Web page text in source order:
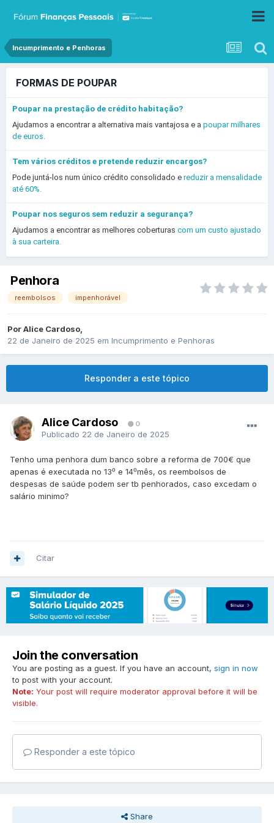
Incumprimento e Penhoras
FORMAS DE POUPAR
Poupar na prestação de crédito habitação?
Ajudamos a encontrar a alternativa mais vantajosa e a poupar milhares
de euros.
Tem vários créditos e pretende reduzir encargos?
Pode juntá-los num único crédito consolidado e reduzir a mensalidade
até 60%.
Poupar nos seguros sem reduzir a segurança?
Ajudamos a encontrar as melhores coberturas com um custo ajustado
à sua carteira.
Penhora
reembolsos impenhorável
PorAlice Cardoso,
22 de Janeiro de 2025 em Incumprimento e Penhoras
Responder a este tópico
Alice Cardoso 0
Publicado 22 de Janeiro de 2025
Tenho uma penhora dum banco sobre a reforma de 700€ que
apenas é executada no 13⁰ e 14⁰mês, os reembolsos de
despesas de saúde podem ser tb penhorados, caso excedam o
salário minimo?
Citar
Join the conversation
You are posting as a guest. If you have an account, sign in now
to post with your account.
Note: Your post will require moderator approval before it will be
visible.
Responder a este tópico
Share